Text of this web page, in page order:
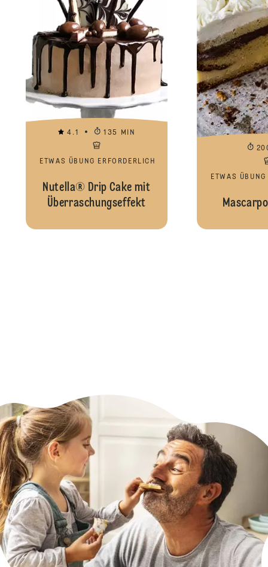
4.1 135 MIN
ETWAS ÜBUNG ERFORDERLICH
Nutella® Drip Cake mit
Überraschungseffekt
ETWAS